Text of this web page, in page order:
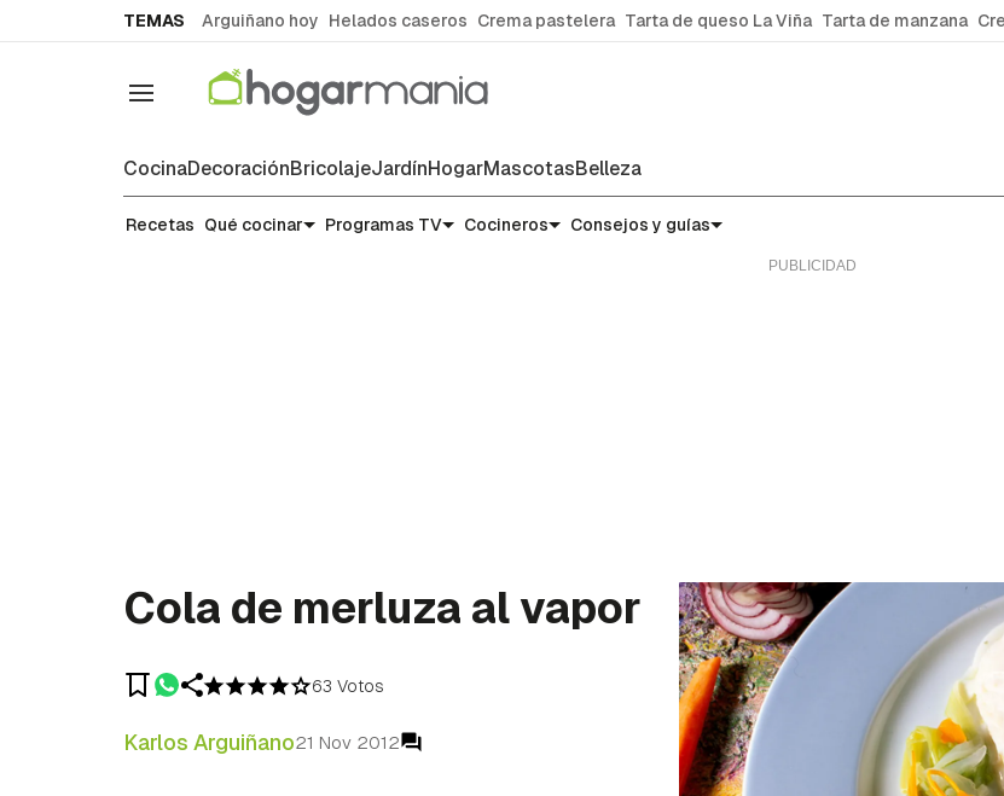
TEMAS Arguiñano hoy Helados caseros Crema pastelera Tarta de queso La Viña Tarta de manzana
Navegación
CocinaDecoraciónBricolajeJardínHogarMascotasBelleza
Recetas
Recetas Qué cocinar Programas TV Cocineros Consejos y guías
Cola de merluza al vapor
63 Votos
Karlos Arguiñano21 Nov 2012